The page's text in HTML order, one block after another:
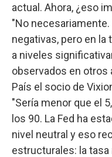
actual. Ahora, ¿eso
"No
negativas, pero en
a niveles
observados en otros
País el socio de
"Sería menor que el
los 90. La Fed ha
nivel neutral y eso
estructurales: la